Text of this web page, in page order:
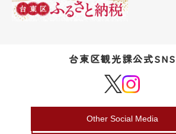
台東区観光課公式SNS
Other Social Media